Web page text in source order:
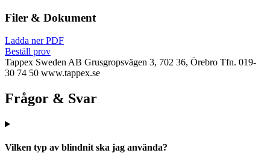
Filer & Dokument
Ladda ner PDF
Beställ prov
Tappex Sweden AB Grusgropsvägen 3, 702 36, Örebro Tfn. 019-
30 74 50 www.tappex.se
Frågor & Svar
Vilken typ av blindnit ska jag använda?